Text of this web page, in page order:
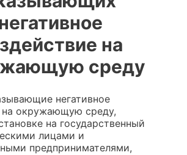
на
среду
негативное
на окружающую среду,
на государственный
лицами и
предпринимателями,